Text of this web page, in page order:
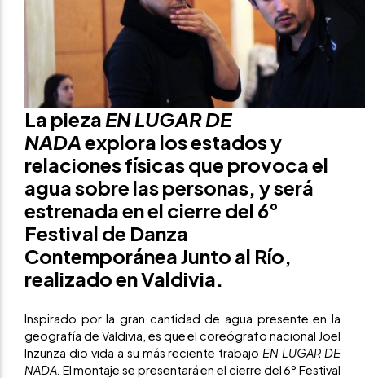
La pieza EN LUGAR DE
NADAexplora los estados y
relaciones físicas que provoca el
agua sobre las personas, y será
estrenada en el cierre del 6°
Festival de Danza
Contemporánea Junto al Río,
realizado en Valdivia.
Inspirado por la gran cantidad de agua presente en la
geografía de Valdivia, es que el coreógrafo nacional Joel
Inzunza dio vida a su más reciente trabajo EN LUGAR DE
NADA. El montaje se presentará en el cierre del 6° Festival